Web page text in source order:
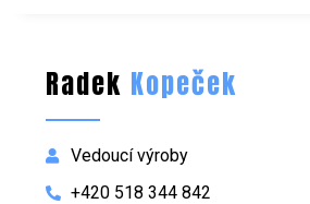
Radek Kopeček
Vedoucí výroby
+420 518 344 842